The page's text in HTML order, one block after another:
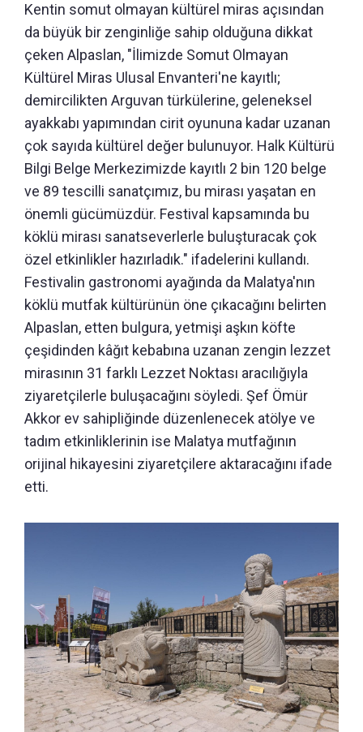
Kentin somut olmayan kültürel miras açısından
da büyük bir zenginliğe sahip olduğuna dikkat
çeken Alpaslan, "İlimizde Somut Olmayan
Kültürel Miras Ulusal Envanteri'ne kayıtlı;
demircilikten Arguvan türkülerine, geleneksel
ayakkabı yapımından cirit oyununa kadar uzanan
çok sayıda kültürel değer bulunuyor. Halk Kültürü
Bilgi Belge Merkezimizde kayıtlı 2 bin 120 belge
ve 89 tescilli sanatçımız, bu mirası yaşatan en
önemli gücümüzdür. Festival kapsamında bu
köklü mirası sanatseverlerle buluşturacak çok
özel etkinlikler hazırladık." ifadelerini kullandı.
Festivalin gastronomi ayağında da Malatya'nın
köklü mutfak kültürünün öne çıkacağını belirten
Alpaslan, etten bulgura, yetmişi aşkın köfte
çeşidinden kâğıt kebabına uzanan zengin lezzet
mirasının 31 farklı Lezzet Noktası aracılığıyla
ziyaretçilerle buluşacağını söyledi. Şef Ömür
Akkor ev sahipliğinde düzenlenecek atölye ve
tadım etkinliklerinin ise Malatya mutfağının
orijinal hikayesini ziyaretçilere aktaracağını ifade
etti.